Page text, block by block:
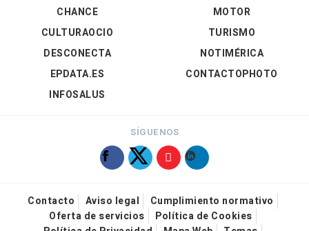
CHANCE
CULTURAOCIO
DESCONECTA
EPDATA.ES
INFOSALUS
MOTOR
TURISMO
NOTIMÉRICA
CONTACTOPHOTO
SÍGUENOS
Contacto Aviso legal
Cumplimiento normativo
Oferta de servicios
Política de Cookies